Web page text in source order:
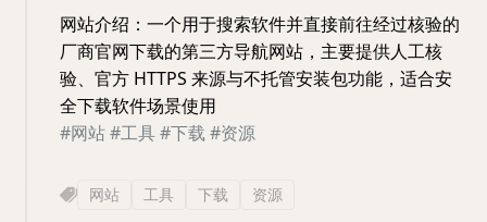
网站介绍：一个用于搜索软件并直接前往经过核验的
厂商官网下载的第三方导航网站，主要提供人工核
验、官方 HTTPS 来源与不托管安装包功能，适合安
全下载软件场景使用
#网站#工具#下载 #资源
网站 工具 下载 资源